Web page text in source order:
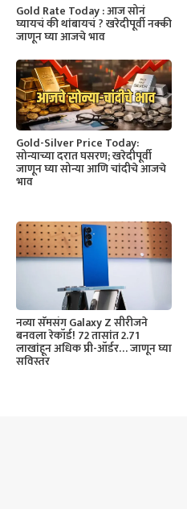
Gold Rate Today : आज सोनं
घ्यायचं की थांबायचं ? खरेदीपूर्वी नक्की
जाणून घ्या आजचे भाव
Gold-Silver Price Today:
सोन्याच्या दरात घसरण; खरेदीपूर्वी
जाणून घ्या सोन्या आणि चांदीचे आजचे
भाव
नव्या सॅमसंग Galaxy Z सीरीजने
बनवला रेकॉर्ड! 72 तासांत 2.71
लाखांहून अधिक प्री-ऑर्डर… जाणून घ्या
सविस्तर